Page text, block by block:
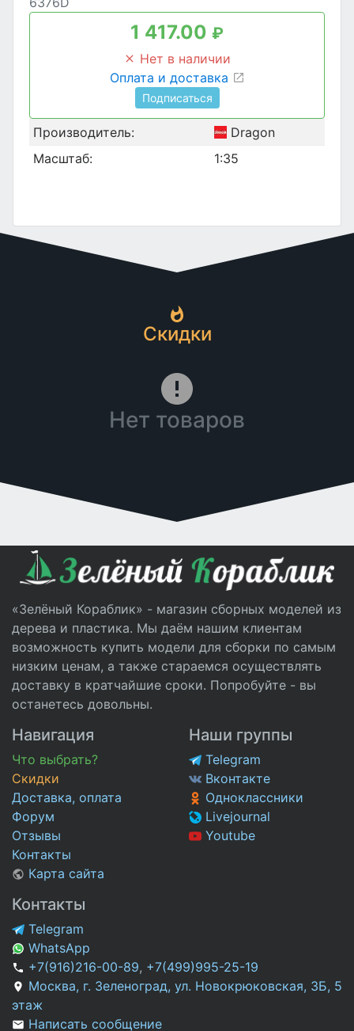
1 417.00 ₽
Нет в наличии
Оплата и доставка
Подписаться
Производитель:
Dragon
Масштаб:
1:35
Скидки
Нет товаров
«Зелёный Кораблик» - магазин сборных моделей из
дерева и пластика. Мы даём нашим клиентам
возможность купить модели для сборки по самым
низким ценам, а также стараемся осуществлять
доставку в кратчайшие сроки. Попробуйте - вы
останетесь довольны.
Навигация
Что выбрать?
Скидки
Доставка, оплата
Форум
Отзывы
Контакты
Карта сайта
Наши группы
Telegram
Вконтакте
Одноклассники
Livejournal
Youtube
Контакты
Telegram
WhatsApp
+7(916)216-00-89, +7(499)995-25-19
Москва, г. Зеленоград, ул. Новокрюковская, 3Б, 5
этаж
Написать сообщение